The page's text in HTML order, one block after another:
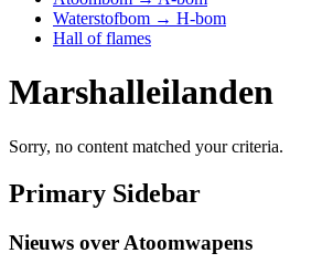
Waterstofbom → H-bom
Hall of flames
Marshalleilanden
Sorry, no content matched your criteria.
Primary Sidebar
Nieuws over Atoomwapens